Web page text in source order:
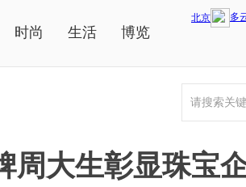
时尚 生活 博览
周大生彰显珠宝